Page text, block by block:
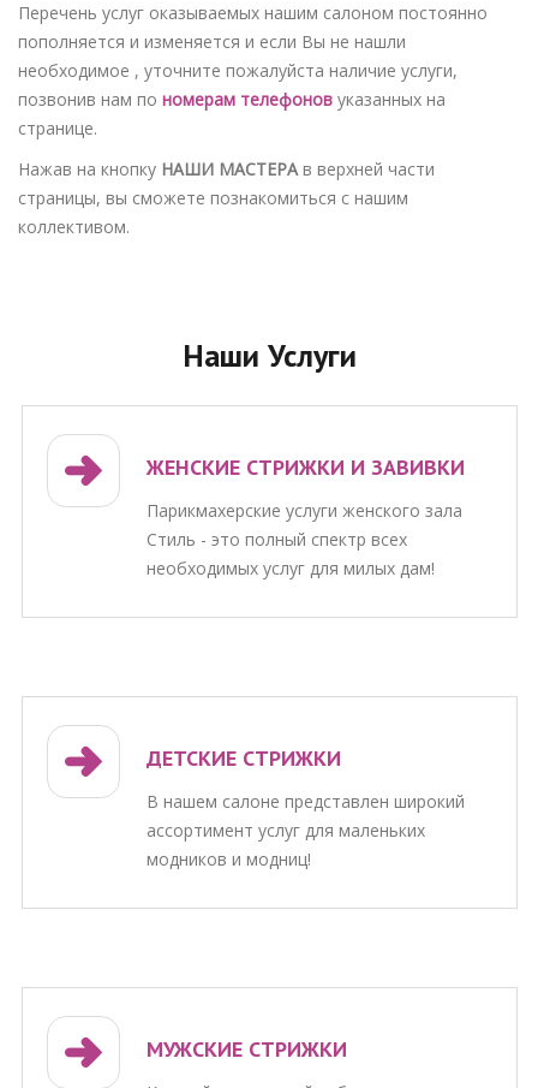
Перечень услуг оказываемых нашим салоном постоянно
пополняется и изменяется и если Вы не нашли
необходимое , уточните пожалуйста наличие услуги,
позвонив нам по номерам телефонов указанных на
странице.
Нажав на кнопку НАШИ МАСТЕРАв верхней части
страницы, вы сможете познакомиться с нашим
коллективом.
Наши Услуги
ЖЕНСКИЕ СТРИЖКИ И ЗАВИВКИ
Парикмахерские услуги женского зала
Стиль - это полный спектр всех
необходимых услуг для милых дам!
ДЕТСКИЕ СТРИЖКИ
В нашем салоне представлен широкий
ассортимент услуг для маленьких
модников и модниц!
МУЖСКИЕ СТРИЖКИ